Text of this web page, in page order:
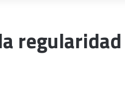
regularidad